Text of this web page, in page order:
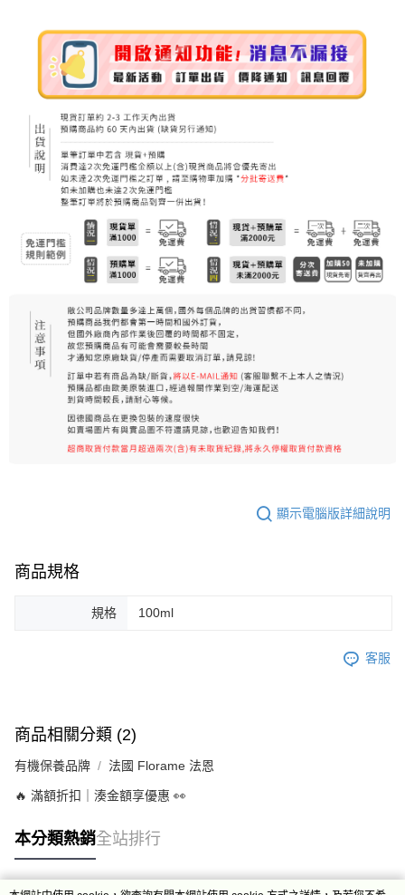
顯示電腦版詳細說明
商品規格
規格 100ml
客服
商品相關分類 (2)
有機保養品牌 法國 Florame 法恩
🔥 滿額折扣｜湊金額享優惠 👀
本分類熱銷全站排行